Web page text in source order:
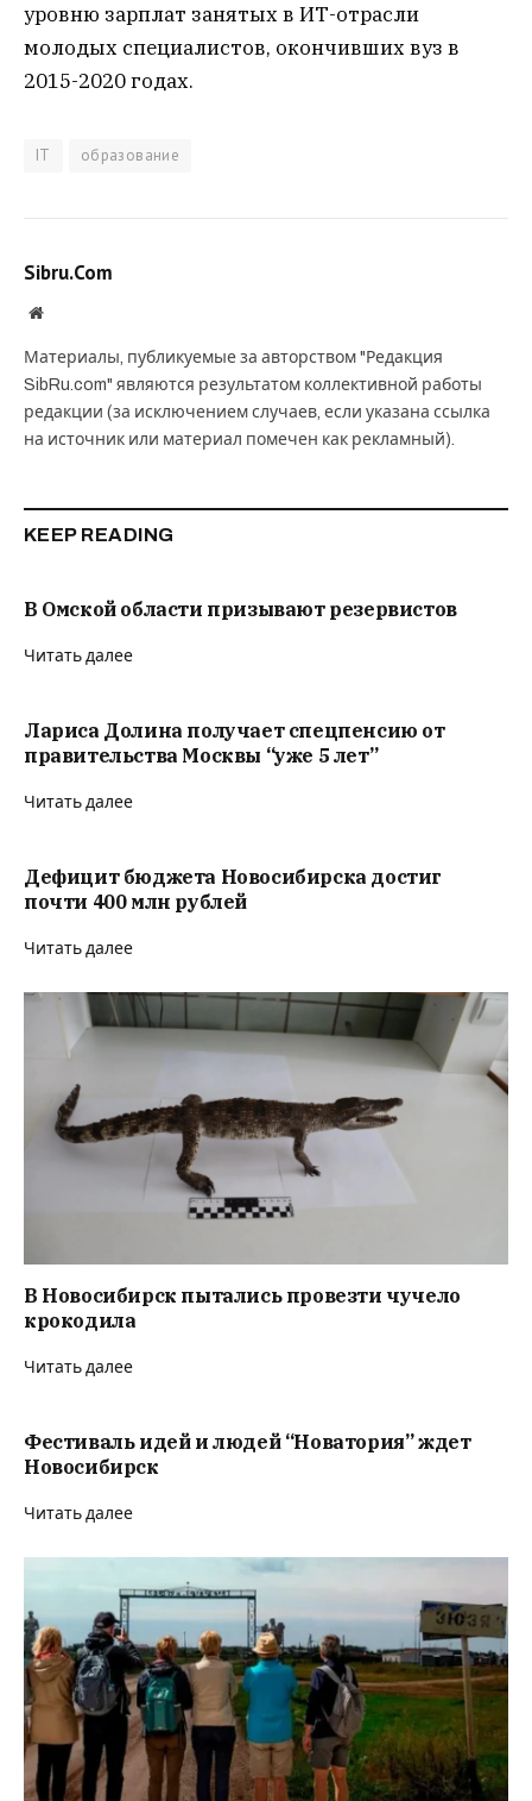
уровню зарплат занятых в ИТ-отрасли
молодых специалистов, окончивших вуз в
2015-2020 годах.
IT образование
Sibru.Com
Website
Материалы, публикуемые за авторством "Редакция
SibRu.com" являются результатом коллективной работы
редакции (за исключением случаев, если указана ссылка
на источник или материал помечен как рекламный).
KEEP READING
В Омской области призывают резервистов
Читать далее
Лариса Долина получает спецпенсию от
правительства Москвы “уже 5 лет”
Читать далее
Дефицит бюджета Новосибирска достиг
почти 400 млн рублей
Читать далее
В Новосибирск пытались провезти чучело
крокодила
Читать далее
Фестиваль идей и людей “Новатория” ждет
Новосибирск
Читать далее